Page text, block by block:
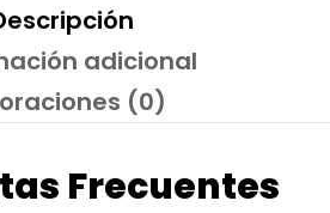
adicional
(0)
Frecuentes